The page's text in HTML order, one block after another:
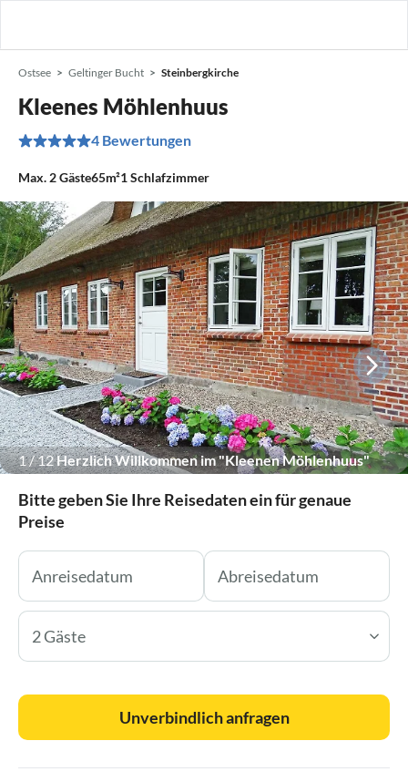
Ostsee Geltinger Bucht Steinbergkirche
Kleenes Möhlenhuus
4 Bewertungen
Max. 2Gäste65m²1Schlafzimmer
1/12Herzlich Willkommen im "Kleenen Möhlenhuus"
Bitte geben Sie Ihre Reisedaten ein für genaue
Preise
2 Gäste
Unverbindlich anfragen